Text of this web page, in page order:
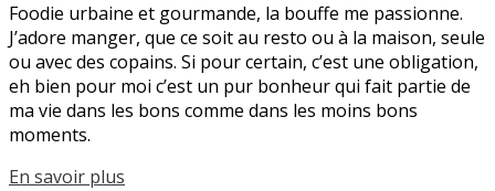
Foodie urbaine et gourmande, la bouffe me passionne.
J’adore manger, que ce soit au resto ou à la maison, seule
ou avec des copains. Si pour certain, c’est une obligation,
eh bien pour moi c’est un pur bonheur qui fait partie de
ma vie dans les bons comme dans les moins bons
moments.
En savoir plus